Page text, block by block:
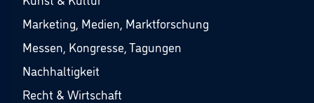
Marketing, Medien, Marktforschung
Messen, Kongresse, Tagungen
Nachhaltigkeit
Recht & Wirtschaft